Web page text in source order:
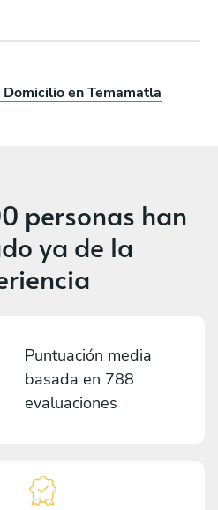
en Temamatla
personas han
ya de la
Puntuación media
basada en 788
evaluaciones